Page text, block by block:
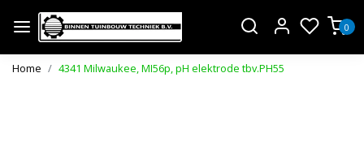
0
Home 4341 Milwaukee, MI56p, pH elektrode tbv.PH55